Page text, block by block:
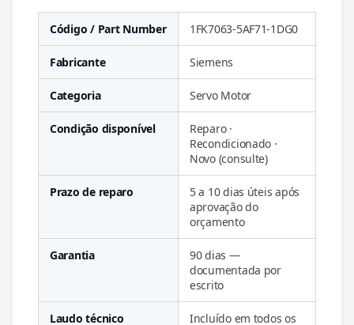
Código / Part Number 1FK7063-5AF71-1DG0
Fabricante Siemens
Categoria Servo Motor
Condição disponível
Reparo ·
Recondicionado ·
Novo (consulte)
Prazo de reparo
5 a 10 dias úteis após
aprovação do
orçamento
Garantia
90 dias —
documentada por
escrito
Laudo técnico
Incluído em todos os